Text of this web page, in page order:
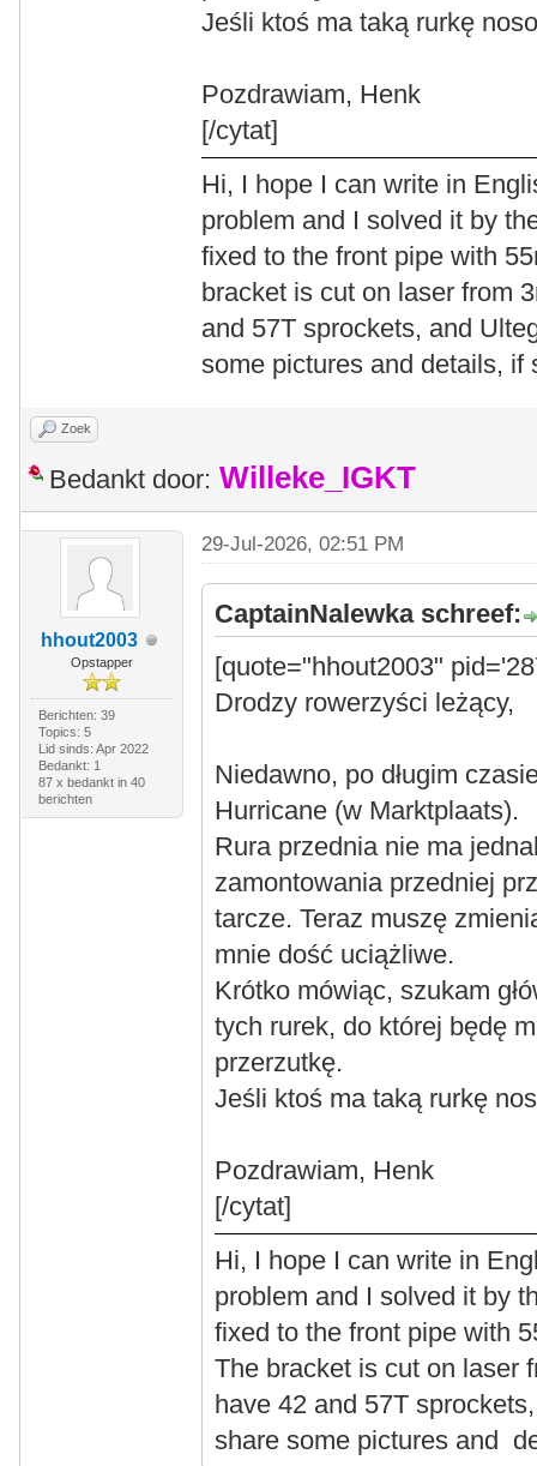
Jeśli ktoś ma taką rurkę
Pozdrawiam, Henk
[/cytat]
Hi, I hope I can write in
problem and I solved it by
fixed to the front pipe with
bracket is cut on laser from
and 57T sprockets, and
some pictures and details, if
Zoek
Bedankt door: Willeke_IGKT
hhout2003
Opstapper
Berichten: 39
Topics: 5
Lid sinds: Apr 2022
Bedankt: 1
87 x bedankt in 40
berichten
29-Jul-2026, 02:51 PM
CaptainNalewka schreef:
[quote="hhout2003"
Drodzy rowerzyści leżący,
Niedawno, po długim
Hurricane (w Marktplaats).
Rura przednia nie ma
zamontowania przedniej
tarcze. Teraz muszę
mnie dość uciążliwe.
Krótko mówiąc, szukam
tych rurek, do której będę
przerzutkę.
Jeśli ktoś ma taką rurkę
Pozdrawiam, Henk
[/cytat]
Hi, I hope I can write in
problem and I solved it by
fixed to the front pipe with
The bracket is cut on laser
have 42 and 57T
share some pictures and